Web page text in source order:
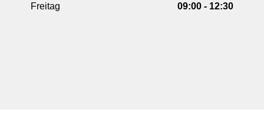
Freitag 09:00 - 12:30